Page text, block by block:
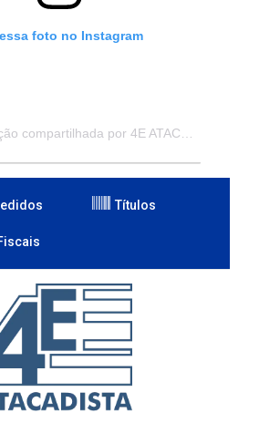
foto no Instagram
Títulos